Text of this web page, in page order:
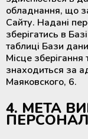
обладнання, що
Сайту. Надані
зберігатись в
таблиці Бази
Місце
знаходиться за
Маяковского, 6.
4. МЕТА